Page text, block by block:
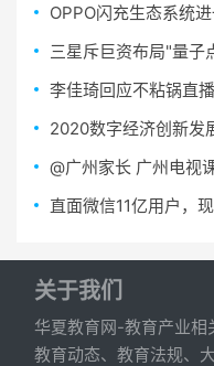
OPPO闪充生态系统
关于我们
华夏教育网-教育产业相
教育动态、教育法规、